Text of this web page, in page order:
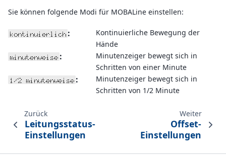
Sie können folgende Modi für MOBALine einstellen:
kontinuierlich :
Kontinuierliche Bewegung der
Hände
minutenweise :
Minutenzeiger bewegt sich in
Schritten von einer Minute
1/2 minutenweise :
Minutenzeiger bewegt sich in
Schritten von 1/2 Minute
Zurück
Leitungsstatus-
Einstellungen
Weiter
Offset-
Einstellungen